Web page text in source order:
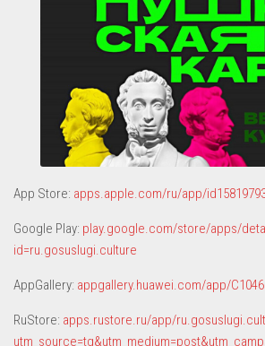
Методические материалы
Формы документов, связанных с
Сведения о доходах, расходах, об
имущественного характера
Комиссия по соблюдению требований к
урегулированию конфликта интересов
Обратная связь для сообщений о фактах
Форум сайта
Интернет – приемная
App Store: apps.apple.com/ru/app/
Google Play: play.google.com/store/apps/
id=ru.gosuslugi.culture
AppGallery: appgallery.huawei.com/app/
RuStore: apps.rustore.ru/app/